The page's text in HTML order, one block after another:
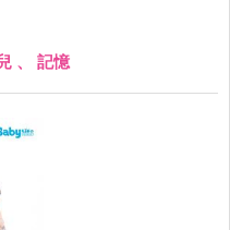
獲得滿足。許多的父母或
為的前哨戰，照顧者要試
要把這些動作當成沒有禮
、 記憶